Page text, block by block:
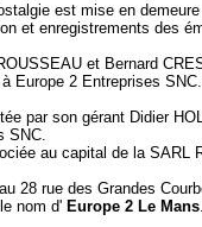
est mise en
et enregistrements des
et Bernard
Europe 2 Entreprises SNC.
par son gérant Didier
SNC.
au capital de la SARL
28 rue des Grandes
nom d' Europe 2 Le Mans